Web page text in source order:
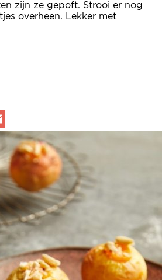
zijn ze gepoft. Strooi er nog
overheen. Lekker met